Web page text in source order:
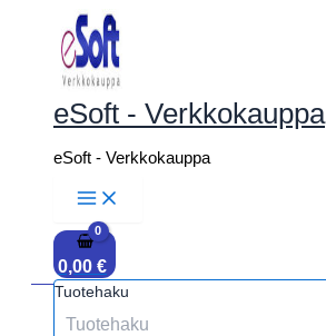
sisältöön
eSoft - Verkkokauppa
eSoft - Verkkokauppa
0,00 €
Tuotehaku